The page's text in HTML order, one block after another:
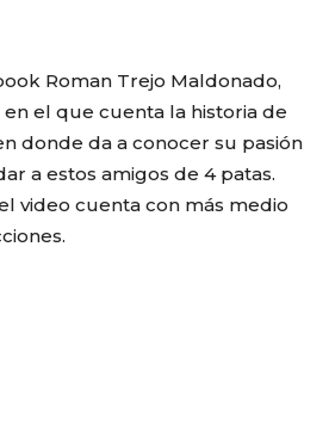
Roman Trejo Maldonado,
el que cuenta la historia de
donde da a conocer su pasión
a estos amigos de 4 patas.
video cuenta con más medio